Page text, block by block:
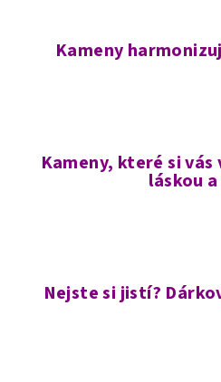
Kameny
Kameny, které si vás
láskou
Nejste si jistí?